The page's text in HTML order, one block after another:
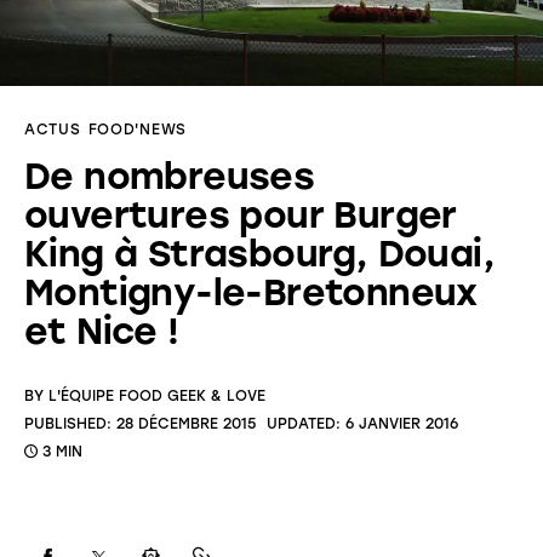
Food’Art
Food’Life
ACTUS FOOD'NEWS
De nombreuses
ouvertures pour Burger
King à Strasbourg, Douai,
Montigny-le-Bretonneux
et Nice !
BY L'ÉQUIPE FOOD GEEK & LOVE
PUBLISHED: 28 DÉCEMBRE 2015 UPDATED: 6 JANVIER 2016
3 MIN